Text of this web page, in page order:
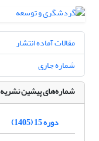
مقالات آماده انتشار
شماره جاری
شماره‌های پیشین نشریه
دوره 15 (1405)